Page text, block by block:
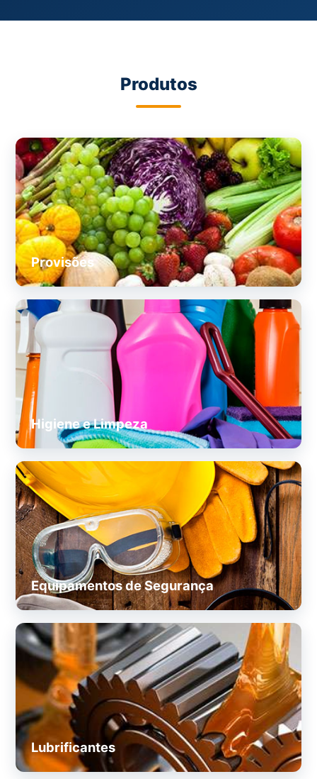
Produtos
Provisões
Higiene e Limpeza
Equipamentos de Segurança
Lubrificantes